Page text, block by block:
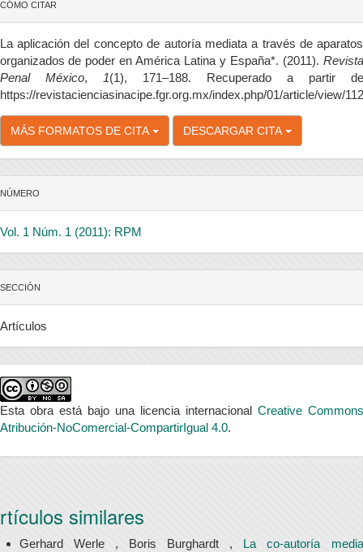
CÓMO CITAR
La aplicación del concepto de autoría mediata a través de aparatos
organizados de poder en América Latina y España*. (2011). Revista
Penal México, 1(1), 171–188. Recuperado a partir de
https://revistacienciasinacipe.fgr.org.mx/index.php/01/article/view/112
MÁS FORMATOS DE CITA DESCARGAR CITA
NÚMERO
Vol. 1 Núm. 1 (2011): RPM
SECCIÓN
Artículos
Esta obra está bajo una licencia internacional Creative Commons
Atribución-NoComercial-CompartirIgual 4.0.
similares
Gerhard Werle , Boris Burghardt , La co-autoría